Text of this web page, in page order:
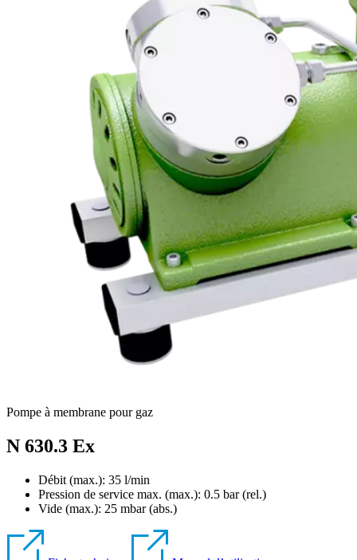
Pompe à membrane pour gaz
N 630.3 Ex
Débit (max.): 35 l/min
Pression de service max. (max.): 0.5 bar (rel.)
Vide (max.): 25 mbar (abs.)